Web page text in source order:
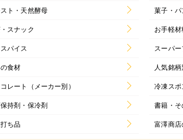
ト・天然酵母
菓子・
スナック
お手軽
パイス
スーパ
食材
人気銘
レート（メーカー別）
冷凍ス
持剤・保冷剤
書籍・
ち品 富澤商店